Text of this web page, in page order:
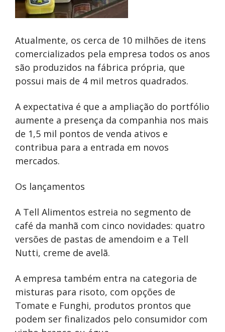
Atualmente, os cerca de 10 milhões de itens
comercializados pela empresa todos os anos
são produzidos na fábrica própria, que
possui mais de 4 mil metros quadrados.
A expectativa é que a ampliação do portfólio
aumente a presença da companhia nos mais
de 1,5 mil pontos de venda ativos e
contribua para a entrada em novos
mercados.
Os lançamentos
A Tell Alimentos estreia no segmento de
café da manhã com cinco novidades: quatro
versões de pastas de amendoim e a Tell
Nutti, creme de avelã.
A empresa também entra na categoria de
misturas para risoto, com opções de
Tomate e Funghi, produtos prontos que
podem ser finalizados pelo consumidor com